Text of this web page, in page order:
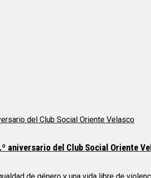
aniversario del Club Social Oriente